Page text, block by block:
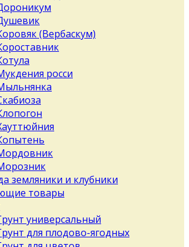
(Вербаскум)
росси
земляники и клубники
товары
универсальный
для плодово-ягодных